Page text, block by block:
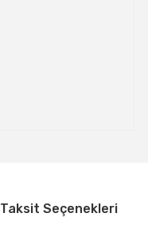
Taksit Seçenekleri